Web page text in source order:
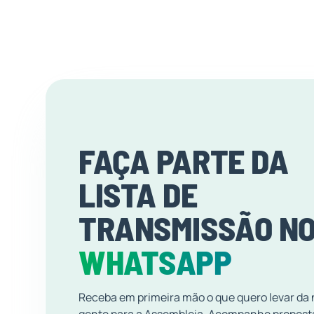
FAÇA PARTE DA
LISTA DE
TRANSMISSÃO
WHATSAPP
Receba em primeira mão o que quero levar da